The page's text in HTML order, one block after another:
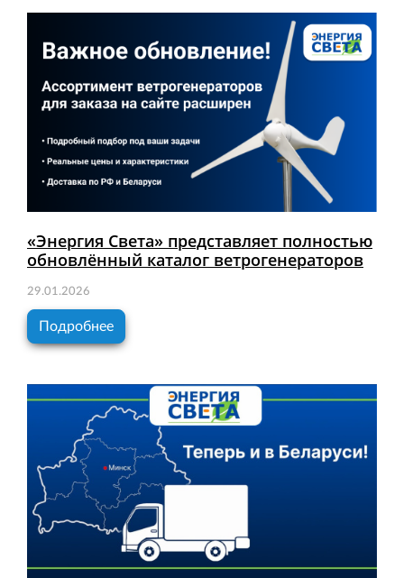
«Энергия Света» представляет полностью
обновлённый каталог ветрогенераторов
29.01.2026
Подробнее